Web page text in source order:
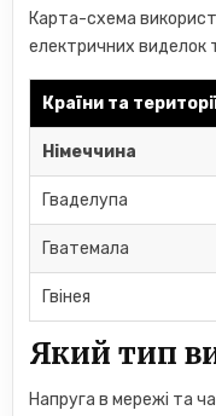
Карта-схема
електричних виделок
Країни та
Німеччина
Гваделупа
Гватемала
Гвінея
Який тип
Напруга в мережі та